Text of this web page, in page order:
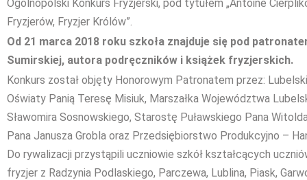
Ogólnopolski Konkurs Fryzjerski, pod tytułem „Antoine
Fryzjerów, Fryzjer Królów”.
Od 21 marca 2018 roku szkoła znajduje się pod
Sumirskiej, autora podręczników i książek fryzjerskich.
Konkurs został objęty Honorowym Patronatem przez:
Oświaty Panią Teresę Misiuk, Marszałka Województwa
Sławomira Sosnowskiego, Starostę Puławskiego Pana
Pana Janusza Grobla oraz Przedsiębiorstwo Produkcyjno –
Do rywalizacji przystąpili uczniowie szkół kształcących
fryzjer z Radzynia Podlaskiego, Parczewa, Lublina, Piask,